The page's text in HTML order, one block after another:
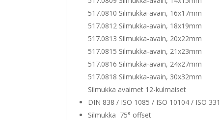
517.0810 Silmukka-avain, 16x17mm
517.0812 Silmukka-avain, 18x19mm
517.0813 Silmukka-avain, 20x22mm
517.0815 Silmukka-avain, 21x23mm
517.0816 Silmukka-avain, 24x27mm
517.0818 Silmukka-avain, 30x32mm
Silmukka avaimet 12-kulmaiset
DIN 838 / ISO 1085 / ISO 10104 / ISO
Silmukka 75° offset